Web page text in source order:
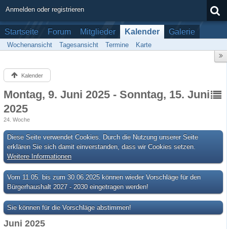
Anmelden oder registrieren
Startseite Forum Mitglieder Kalender Galerie
Wochenansicht Tagesansicht Termine Karte
Kalender
Montag, 9. Juni 2025 - Sonntag, 15. Juni
2025
24. Woche
Diese Seite verwendet Cookies. Durch die Nutzung unserer Seite
erklären Sie sich damit einverstanden, dass wir Cookies setzen.
Weitere Informationen
Vom 11.05. bis zum 30.06.2025 können wieder Vorschläge für den
Bürgerhaushalt 2027 - 2030 eingetragen werden!
Sie können für die Vorschläge abstimmen!
Juni 2025